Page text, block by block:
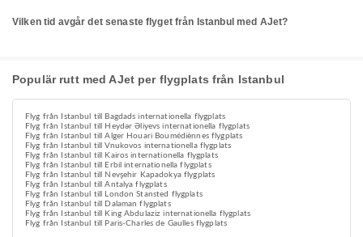
Vilken tid avgår det senaste flyget från Istanbul med AJet?
Populär rutt med AJet per flygplats från Istanbul
Flyg från Istanbul till Bagdads internationella flygplats
Flyg från Istanbul till Heydər Əliyevs internationella flygplats
Flyg från Istanbul till Alger Houari Boumédiènnes flygplats
Flyg från Istanbul till Vnukovos internationella flygplats
Flyg från Istanbul till Kairos internationella flygplats
Flyg från Istanbul till Erbil internationella flygplats
Flyg från Istanbul till Nevşehir Kapadokya flygplats
Flyg från Istanbul till Antalya flygplats
Flyg från Istanbul till London Stansted flygplats
Flyg från Istanbul till Dalaman flygplats
Flyg från Istanbul till King Abdulaziz internationella flygplats
Flyg från Istanbul till Paris-Charles de Gaulles flygplats